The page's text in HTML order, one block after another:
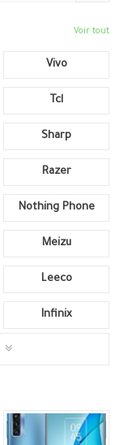
Voir tout
Vivo
Tcl
Sharp
Razer
Nothing Phone
Meizu
Leeco
Infinix